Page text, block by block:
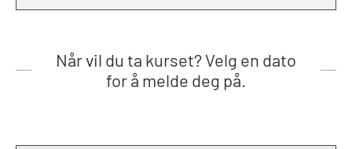
Når vil du ta kurset? Velg en dato
for å melde deg på.